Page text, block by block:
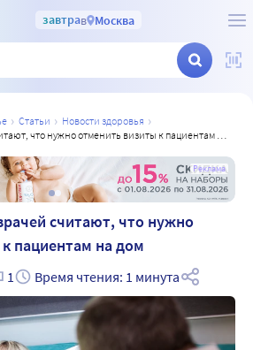
завтрав Москва
статьи
новости здоровья
что нужно отменить визиты к пациентам на дом
Реклама
считают, что нужно
пациентам на дом
1 Время чтения: 1 минута